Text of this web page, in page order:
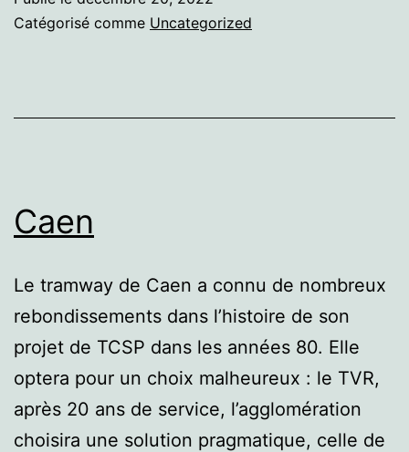
Catégorisé comme Uncategorized
Caen
Le tramway de Caen a connu de nombreux
rebondissements dans l’histoire de son
projet de TCSP dans les années 80. Elle
optera pour un choix malheureux : le TVR,
après 20 ans de service, l’agglomération
choisira une solution pragmatique, celle de